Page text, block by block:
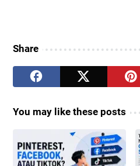
Share
You may like these posts